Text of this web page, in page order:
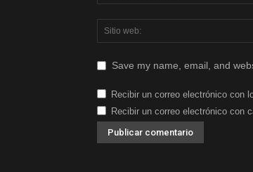
Save my name, email, and
Recibir un correo electrónico con
Recibir un correo electrónico con